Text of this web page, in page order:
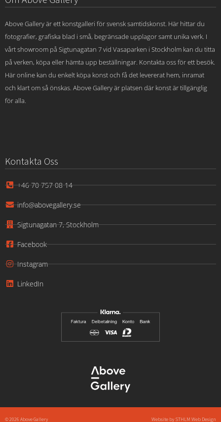
Above Gallery är ett konstgalleri för svensk samtidskonst. Här hittar du
fotografier, grafiska blad i små, begränsade upplagor samt unika verk. I
vårt showroom på Sigtunagatan 7 vid Vasaparken i Stockholm kan du titta
på verken, köpa eller hämta upp beställningar. Kontakta oss för ett besök.
Här online kan du enkelt köpa konst och få det levererat hem, inramat
och klart om så önskas. Above Gallery är platsen där konst är tillgänglig
för alla.
Kontakta Oss
+46 70 757 08 14
info@abovegallery.se
Sigtunagatan 7, Stockholm
Facebook
Instagram
LinkedIn
© 2026 Above Gallery Website by STHLM Web Design